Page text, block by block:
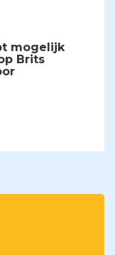
mogelijk
Brits